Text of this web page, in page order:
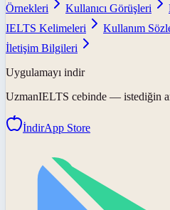
Örnekleri
Kullanıcı Görüşleri
IELTS Kelimeleri
Kullanım
İletişim Bilgileri
Uygulamayı indir
UzmanIELTS cebinde — istediğin
İndirApp Store